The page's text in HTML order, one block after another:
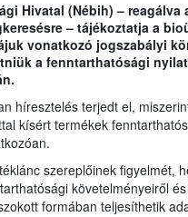
Hivatal (Nébih) –
– tájékoztatja a
vonatkozó jogszabályi
a fenntarthatósági
híresztelés terjedt el,
kísért termékek
szereplőinek figyelmét,
követelményeiről
formában teljesíthetik